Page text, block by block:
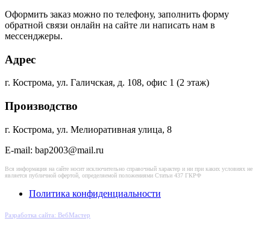
Оформить заказ можно по телефону, заполнить форму
обратной связи онлайн на сайте ли написать нам в
мессенджеры.
Адрес
г. Кострома, ул. Галичская, д. 108, офис 1 (2 этаж)
Производство
г. Кострома, ул. Мелиоративная улица, 8
E-mail: bap2003@mail.ru
Вся информация на сайте носит исключительно справочный характер и ни при каких условиях не
является публичной офертой, определяемой положениями Статьи 437 ГКРФ
Политика конфиденциальности
Разработка сайта: ВебМастер